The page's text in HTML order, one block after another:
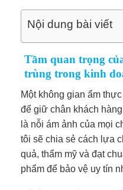
Nội dung bài viết
Tầm quan trọng
trùng trong kinh
Một không gian ẩm
để giữ chân khách
là nỗi ám ảnh của mọi
tôi sẽ chia sẻ cách lựa
quả, thẩm mỹ và đạt
phẩm để bảo vệ uy tín